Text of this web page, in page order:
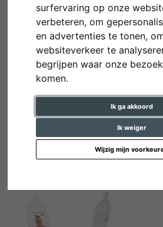
surfervaring op onze
verbeteren, om
en advertenties te tonen,
websiteverkeer te
begrijpen waar onze
komen.
Ik ga akkoord
Ik weiger
Wijzig mijn
Terug